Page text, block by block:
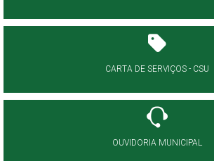
CARTA DE SERVIÇOS - CSU
OUVIDORIA MUNICIPAL